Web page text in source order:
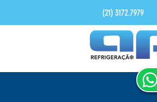
(21) 3172.7979